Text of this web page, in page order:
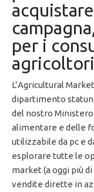
per i
L’Agricultural
dipartimento
del nostro
alimentare e delle
utilizzabile da pc e
esplorare tutte le
market (a oggi più
vendite dirette in